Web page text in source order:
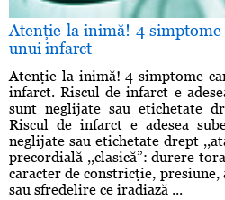
Atenţie la inimă! 4 simptome
unui infarct
Atenţie la inimă! 4 simptome
infarct. Riscul de infarct e
sunt neglijate sau etichetate
Riscul de infarct e adesea
neglijate sau etichetate drept
precordială ,,clasică”: durere
caracter de constricţie,
sau sfredelire ce iradiază ...